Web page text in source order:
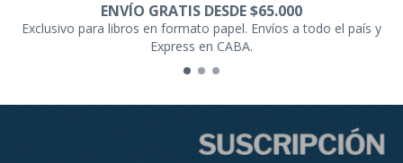
ENVÍO GRATIS DESDE $65.000
Exclusivo para libros en formato papel. Envíos a todo el país y
Express en CABA.